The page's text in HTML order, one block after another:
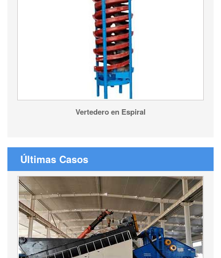
Vertedero en Espiral
Últimas Casos